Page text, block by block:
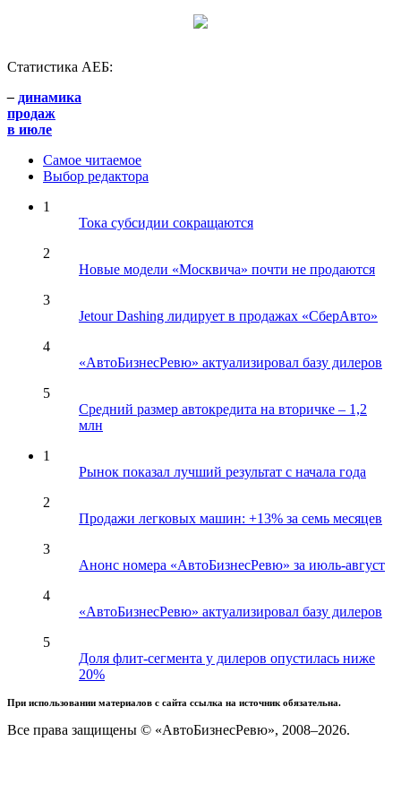
Статистика АЕБ:
– динамика
продаж
в июле
Самое читаемое
Выбор редактора
1
Тока субсидии сокращаются
2
Новые модели «Москвича» почти не продаются
3
Jetour Dashing лидирует в продажах «СберАвто»
4
«АвтоБизнесРевю» актуализировал базу дилеров
5
Средний размер автокредита на вторичке – 1,2
млн
1
Рынок показал лучший результат с начала года
2
Продажи легковых машин: +13% за семь месяцев
3
Анонс номера «АвтоБизнесРевю» за июль-август
4
«АвтоБизнесРевю» актуализировал базу дилеров
5
Доля флит-сегмента у дилеров опустилась ниже
20%
При использовании материалов с сайта ссылка на источник обязательна.
Все права защищены © «АвтоБизнесРевю», 2008–2026.